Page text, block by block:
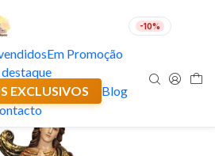
-10%
Em Promoção
destaque
EXCLUSIVOS
Blog
🇵🇹 FABRICADO EM PORTUGAL